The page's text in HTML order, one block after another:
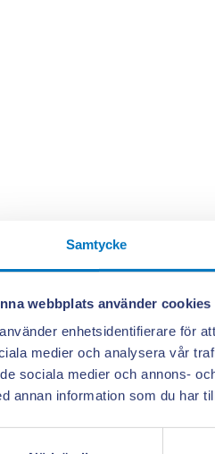
Samtycke
webbplats använder cookies
enhetsidentifierare för
medier och analysera vår
sociala medier och annons-
annan information som du har